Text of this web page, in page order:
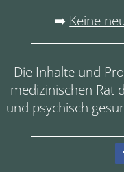
➡️ Keine
Die Inhalte und
medizinischen Rat
und psychisch